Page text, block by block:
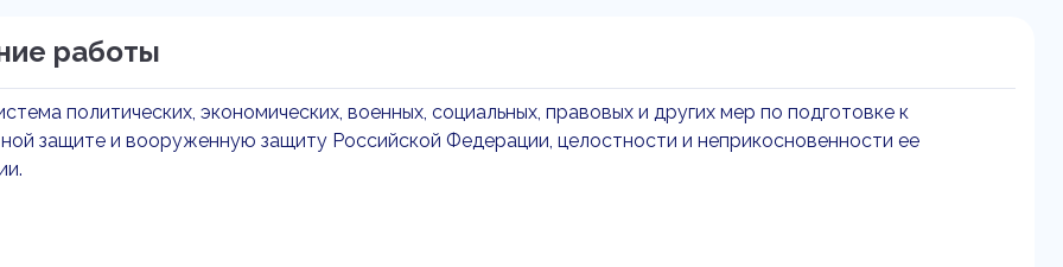
работы
политических, экономических, военных, социальных, правовых и других мер по подготовке к
защите и вооруженную защиту Российской Федерации, целостности и неприкосновенности ее